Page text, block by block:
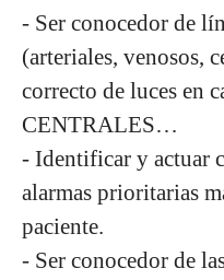
- Ser conocedor de
(arteriales, venosos,
correcto de luces en
CENTRALES…
- Identificar y actuar
alarmas prioritarias
paciente.
- Ser conocedor de